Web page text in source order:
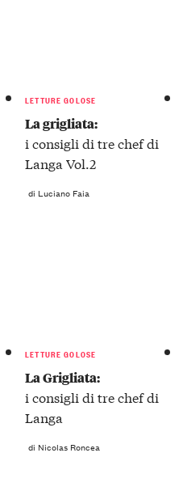
LETTURE GOLOSE
La grigliata:
i consigli di tre chef di
Langa Vol.2
di Luciano Faia
LETTURE GOLOSE
La Grigliata:
i consigli di tre chef di
Langa
di Nicolas Roncea